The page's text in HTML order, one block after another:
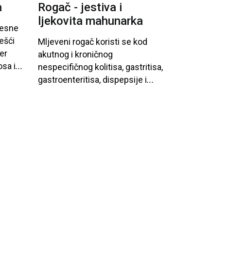
i...
Rogač - jestiva i
ljekovita mahunarka
Mljeveni rogač koristi se kod
akutnog i kroničnog
nespecifičnog kolitisa, gastritisa,
gastroenteritisa, dispepsije i...